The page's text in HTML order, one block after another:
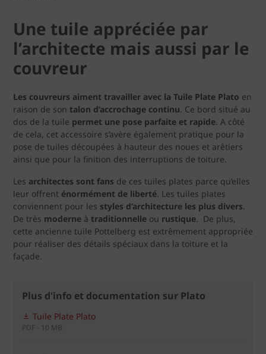
Une tuile appréciée par
l’architecte mais aussi par le
couvreur
Les couvreurs aiment travailler avec la Tuile Plate Plato en
raison de son talon d’accrochage continu. Ce bord situé au
dos de la tuile permet une pose parfaite et rapide. A côté
de cela, cet accessoire s’avère également pratique pour la
pose de tuiles découpées à hauteur des noues et arêtiers
ainsi que pour la finition des interruptions de toiture.
Les architectes sont fans de ces tuiles plates parce qu’elles
leur offrent énormément de liberté. Les tuiles plates
conviennent pour les styles d’architecture les plus divers.
De très moderne à traditionnelle ou rustique. De plus,
cette ancienne tuile Pottelberg est extrêmement appropriée
pour réaliser des détails spéciaux dans la toiture et la
façade.
Plus d'info et documentation sur Plato
Tuile Plate Plato
PDF - 10 MB